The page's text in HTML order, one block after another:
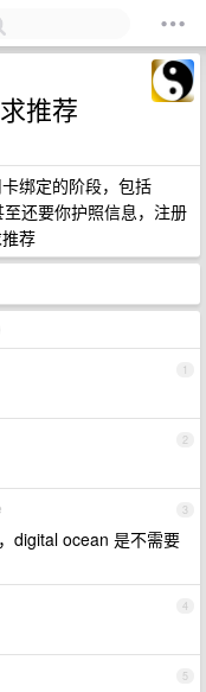
推荐
绑定的阶段，包括
还要你护照信息，注册
荐
1
2
3
digital ocean 是不需要
4
5